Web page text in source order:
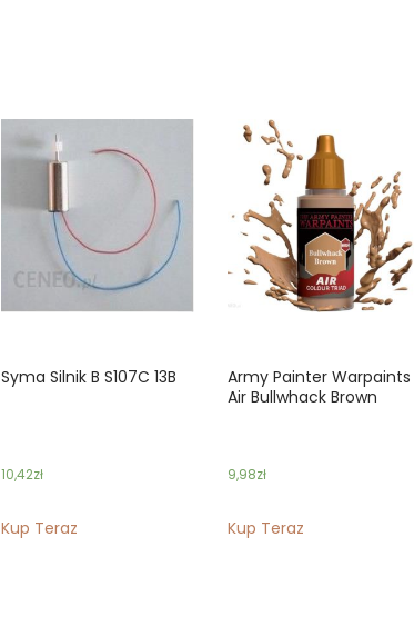
Syma Silnik B S107C 13B
10,42zł
Kup Teraz
Army Painter Warpaints
Air Bullwhack Brown
9,98zł
Kup Teraz